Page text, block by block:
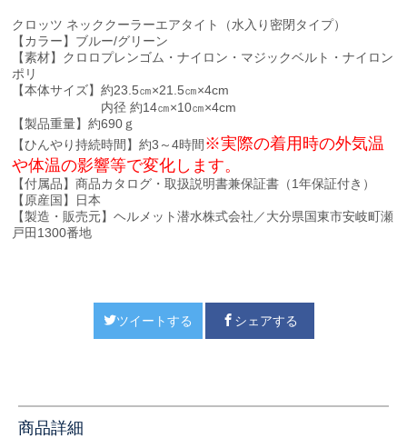
クロッツ ネッククーラーエアタイト（水入り密閉タイプ）
【カラー】ブルー/グリーン
【素材】クロロプレンゴム・ナイロン・マジックベルト・ナイロン
ポリ
【本体サイズ】約23.5㎝×21.5㎝×4cm
内径 約14㎝×10㎝×4cm
【製品重量】約690ｇ
【ひんやり持続時間】約3～4時間 ※実際の着用時の外気温
や体温の影響等で変化します。
【付属品】商品カタログ・取扱説明書兼保証書（1年保証付き）
【原産国】日本
【製造・販売元】ヘルメット潜水株式会社／大分県国東市安岐町瀬
戸田1300番地
ツイートする シェアする
商品詳細